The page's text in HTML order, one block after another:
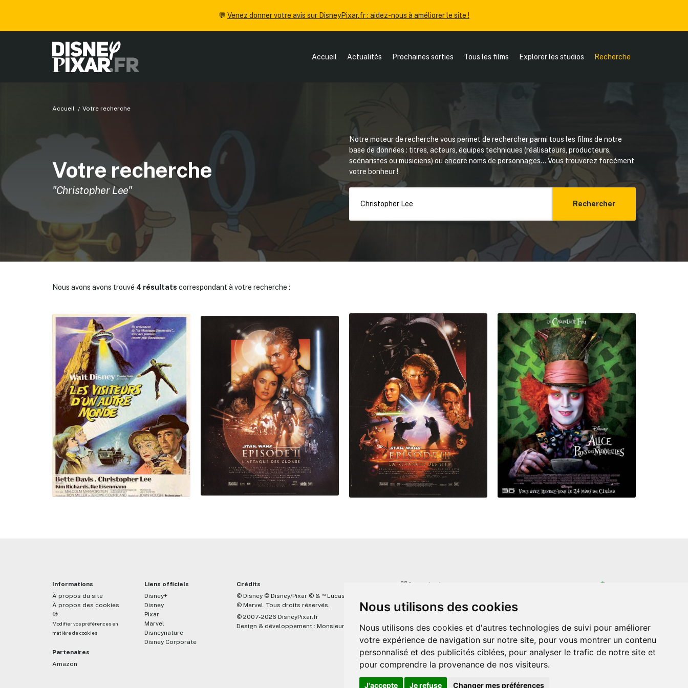
Nous utilisons des cookies
Nous utilisons des cookies et d'autres technologies de suivi pour améliorer
votre expérience de navigation sur notre site, pour vous montrer un contenu
personnalisé et des publicités ciblées, pour analyser le trafic de notre site et
pour comprendre la provenance de nos visiteurs.
J'accepte Je refuse Changer mes préférences
💬 Venez donner votre avis sur DisneyPixar.fr : aidez-nous à améliorer le site !
Accueil Actualités Prochaines sorties Tous les films Explorer les studios Recherche
Accueil Votre recherche
Votre recherche
"Christopher Lee"
Notre moteur de recherche vous permet de rechercher parmi tous les films de notre
base de données : titres, acteurs, équipes techniques (réalisateurs, producteurs,
scénaristes ou musiciens) ou encore noms de personnages... Vous trouverez forcément
votre bonheur !
Rechercher
Nous avons avons trouvé 4 résultats correspondant à votre recherche :
Informations
À propos du site
À propos des cookies
🍪
Modifier vos préférences en
matière de cookies
Partenaires
Amazon
Liens officiels
Disney+
Disney
Pixar
Marvel
Disneynature
Disney Corporate
Crédits
© Disney © Disney/Pixar © & ™ Lucasfilm LTD
© Marvel. Tous droits réservés.
© 2007-2026 DisneyPixar.fr
Design & développement : MonsieurPaul
☝🏼 Important
lié de quelque manière que ce soit avec The Walt Disney
associés. Toute demande adressée aux studios Disney ou
Pixar sera ignorée. Merci de votre compréhension.
✕
Rechercher